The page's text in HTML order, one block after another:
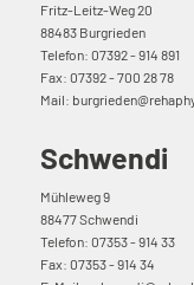
Fritz-Leitz-Weg 20
88483 Burgrieden
Telefon: 07392 - 914 891
Fax: 07392 - 700 28 78
Mail:
Schwendi
Mühleweg 9
88477 Schwendi
Telefon: 07353 - 914 33
Fax: 07353 - 914 34